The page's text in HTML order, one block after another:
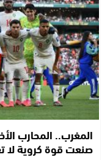
المغرب.. المحارب
صنعت قوة كروية لا